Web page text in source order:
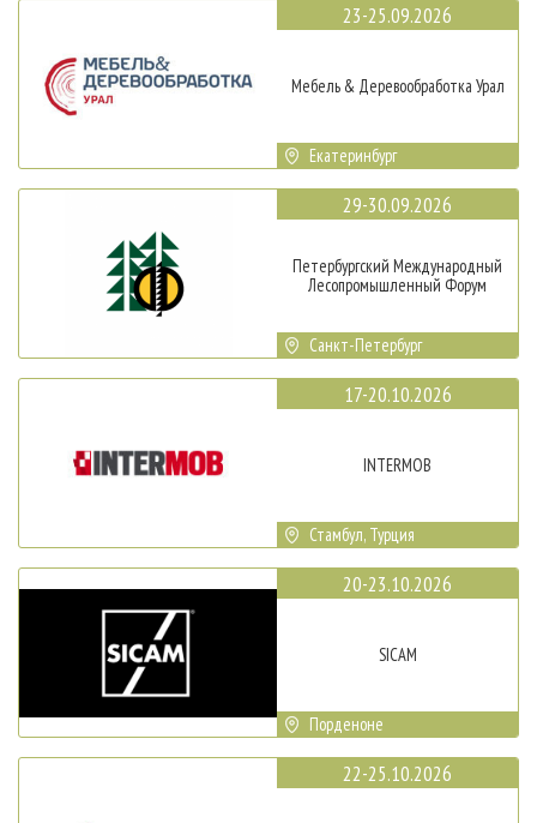
23-25.09.2026
Мебель & Деревообработка Урал
Екатеринбург
29-30.09.2026
Петербургский Международный
Лесопромышленный Форум
Санкт-Петербург
17-20.10.2026
INTERMOB
Стамбул, Турция
20-23.10.2026
SICAM
Порденоне
22-25.10.2026